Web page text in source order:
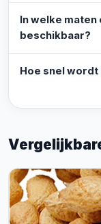
In welke
beschikbaar?
Hoe snel